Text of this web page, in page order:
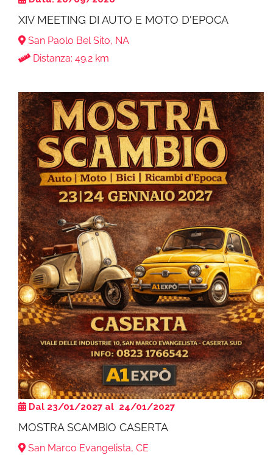
XIV MEETING DI AUTO E MOTO D'EPOCA
San Paolo Bel Sito, NA
Distanza: 49.2 km
Dal 23/01/2027 al 24/01/2027
MOSTRA SCAMBIO CASERTA
San Marco Evangelista, CE